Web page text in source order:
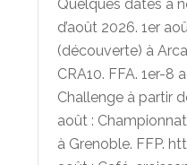
Quelques dates à
d’août 2026. 1er
(découverte) à
CRA10. FFA. 1er-8
Challenge à partir
août :
à Grenoble. FFP.